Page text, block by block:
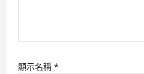
顯示名稱 *